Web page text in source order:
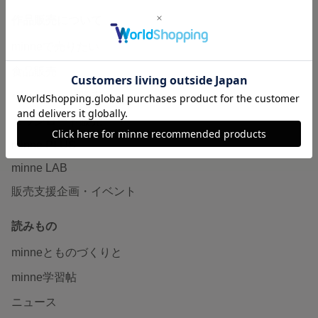
ヴィンテージ販売
ダウンロード販売
minne PLUS
minne LAB
販売支援企画・イベント
読みもの
minneとものづくりと
minne学習帖
ニュース